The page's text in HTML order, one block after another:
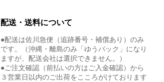
配送・送料について
●配送は佐川急便（追跡番号・補償あり）のみ
です。（沖縄・離島のみ「ゆうパック」になり
ますが、配送会社は選択できません。）
●ご注文確認（前払いの方はご入金確認）から
３営業日以内のご出荷をこころがけております